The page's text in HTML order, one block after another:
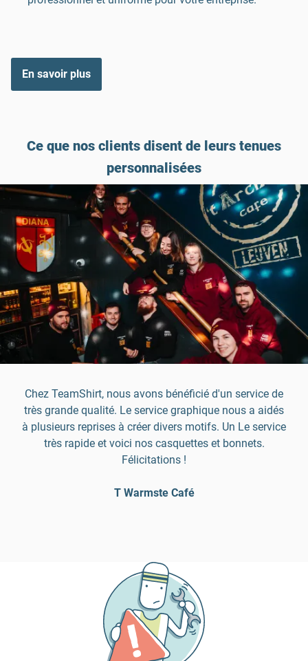
En savoir plus
Ce que nos clients disent de leurs tenues
personnalisées
Chez TeamShirt, nous avons bénéficié d'un service de
très grande qualité. Le service graphique nous a aidés
à plusieurs reprises à créer divers motifs. Un Le service
très rapide et voici nos casquettes et bonnets.
Félicitations !
T Warmste Café